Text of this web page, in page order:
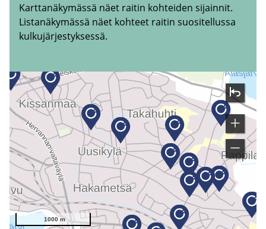
Karttanäkymässä näet raitin kohteiden sijainnit.
Listanäkymässä näet kohteet raitin suositellussa
kulkujärjestyksessä.